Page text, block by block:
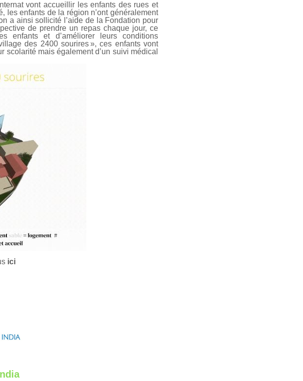
vont accueillir les enfants des rues et
les enfants de la région n’ont généralement
a ainsi sollicité l’aide de la Fondation pour
de prendre un repas chaque jour, ce
enfants et d’améliorer leurs conditions
des 2400 sourires », ces enfants vont
scolarité mais également d’un suivi médical
ici